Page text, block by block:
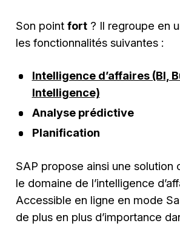
Son pointfort ? Il regroupe en
les fonctionnalités suivantes :
Intelligence d’affaires (BI,
Intelligence)
Analyse prédictive
Planification
SAP propose ainsi une solution
le domaine de l’intelligence
Accessible en ligne en mode
de plus en plus d’importance